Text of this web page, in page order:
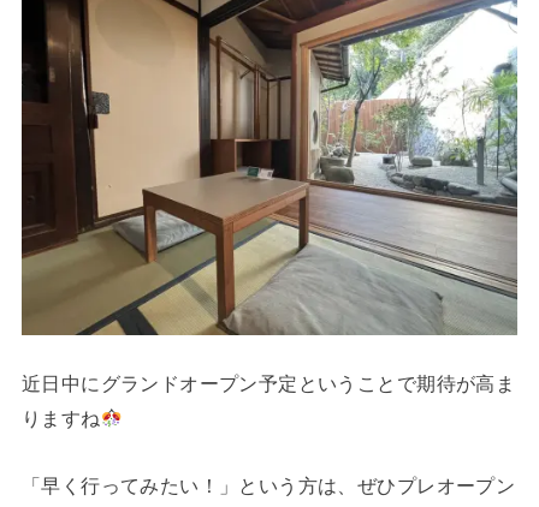
近日中にグランドオープン予定ということで期待が高ま
りますね
「早く行ってみたい！」という方は、ぜひプレオープン